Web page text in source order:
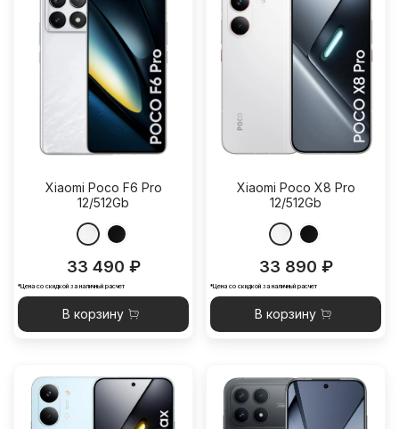
Xiaomi Poco F6 Pro
12/512Gb
33 490 ₽
*Цена со скидкой за наличный расчет
В корзину
Xiaomi Poco X8 Pro
12/512Gb
33 890 ₽
*Цена со скидкой за наличный расчет
В корзину